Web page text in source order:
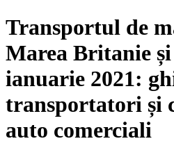
Transportul de
Marea Britanie
ianuarie 2021:
transportatori și
auto comerciali